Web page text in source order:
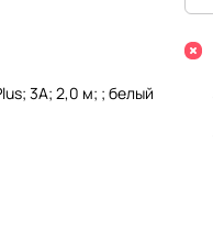
3A; 2,0 м; ; белый